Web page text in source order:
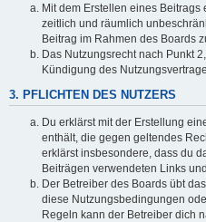
Mit dem Erstellen eines
zeitlich und räumlich
Beitrag im Rahmen des Boards
Das Nutzungsrecht nach Punkt
Kündigung des
3. PFLICHTEN DES NUTZERS
Du erklärst mit der Erstellung
enthält, die gegen geltendes
erklärst insbesondere, dass du
Beiträgen verwendeten Links
Der Betreiber des Boards übt
diese Nutzungsbedingungen
Regeln kann der Betreiber dich